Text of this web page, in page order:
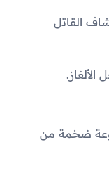
القاتل
ضخمة من